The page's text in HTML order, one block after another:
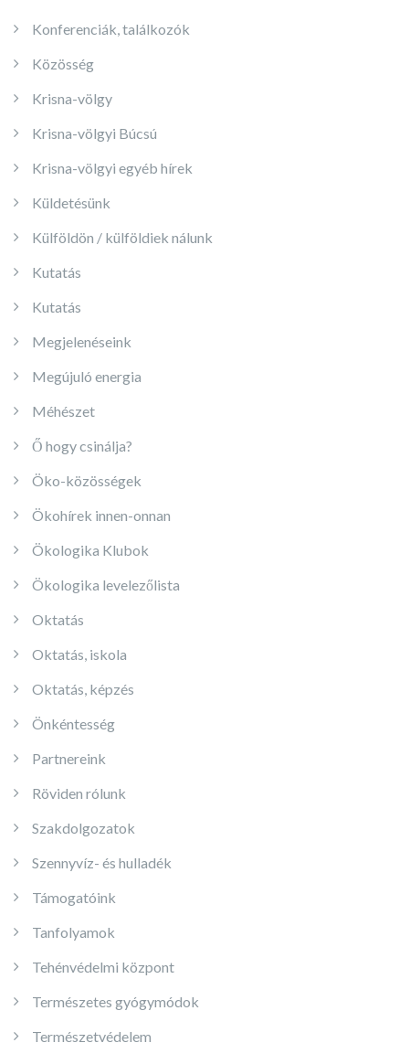
Konferenciák, találkozók
Közösség
Krisna-völgy
Krisna-völgyi Búcsú
Krisna-völgyi egyéb hírek
Küldetésünk
Külföldön / külföldiek nálunk
Kutatás
Kutatás
Megjelenéseink
Megújuló energia
Méhészet
Ő hogy csinálja?
Öko-közösségek
Ökohírek innen-onnan
Ökologika Klubok
Ökologika levelezőlista
Oktatás
Oktatás, iskola
Oktatás, képzés
Önkéntesség
Partnereink
Röviden rólunk
Szakdolgozatok
Szennyvíz- és hulladék
Támogatóink
Tanfolyamok
Tehénvédelmi központ
Természetes gyógymódok
Természetvédelem